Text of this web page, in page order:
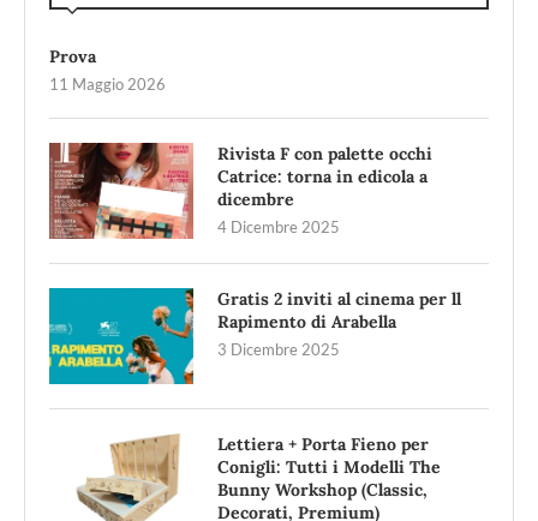
Prova
11 Maggio 2026
Rivista F con palette occhi
Catrice: torna in edicola a
dicembre
4 Dicembre 2025
Gratis 2 inviti al cinema per ll
Rapimento di Arabella
3 Dicembre 2025
Lettiera + Porta Fieno per
Conigli: Tutti i Modelli The
Bunny Workshop (Classic,
Decorati, Premium)